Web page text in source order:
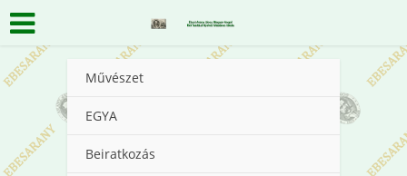
Művészet
EGYA
Beiratkozás